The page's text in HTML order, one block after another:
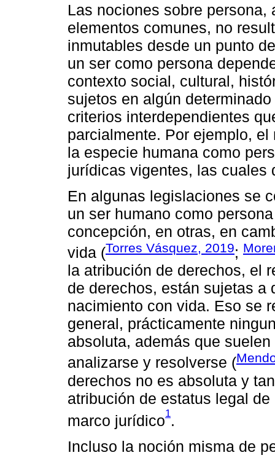
Las nociones sobre
elementos comunes, no
inmutables desde un punto
un ser como persona
contexto social, cultural,
sujetos en algún
criterios interdependientes
parcialmente. Por ejemplo,
la especie humana como
jurídicas vigentes, las cuales
En algunas legislaciones se
un ser humano como
concepción, en otras, en
vida (Torres Vásquez, 2019;
la atribución de derechos, el
de derechos, están sujetas a
nacimiento con vida. Eso se
general, prácticamente
absoluta, además que
analizarse y resolverse (
derechos no es absoluta y
atribución de estatus legal
marco jurídico1.
Incluso la noción misma de